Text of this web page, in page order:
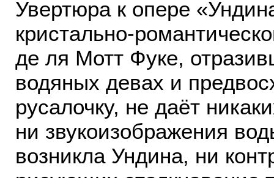
Увертюра к опере
кристально-
де ля Мотт Фуке,
водяных девах и
русалочку, не даёт
ни звукоизображения
возникла Ундина, ни